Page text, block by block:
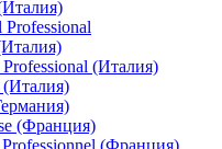
Professional
(Италия)
(Франция)
(Франция)